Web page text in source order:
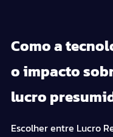
Como a
o impacto
lucro
Escolher entre Lucro